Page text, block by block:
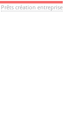
Prêts création entreprise